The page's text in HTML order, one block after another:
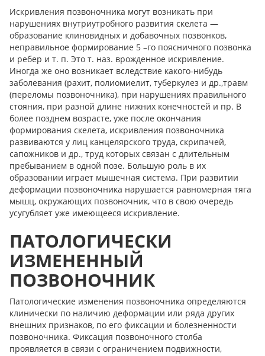
Искривления позвоночника могут возникать при
нарушениях внутриутробного развития скелета —
образование клиновидных и добавочных позвонков,
неправильное формирование 5 –го поясничного позвонка
и ребер и т. п. Это т. наз. врожденное искривление.
Иногда же оно возникает вследствие какого-нибудь
заболевания (рахит, полиомиелит, туберкулез и др.,травм
(переломы позвоночника), при нарушениях правильного
стояния, при разной длине нижних конечностей и пр. В
более позднем возрасте, уже после окончания
формирования скелета, искривления позвоночника
развиваются у лиц канцелярского труда, скрипачей,
сапожников и др., труд которых связан с длительным
пребыванием в одной позе. Большую роль в их
образовании играет мышечная система. При развитии
деформации позвоночника нарушается равномерная тяга
мышц, окружающих позвоночник, что в свою очередь
усугубляет уже имеющееся искривление.
ПАТОЛОГИЧЕСКИ
ИЗМЕНЕННЫЙ
ПОЗВОНОЧНИК
Патологические изменения позвоночника определяются
клинически по наличию деформации или ряда других
внешних признаков, по его фиксации и болезненности
позвоночника. Фиксация позвоночного столба
проявляется в связи с ограничением подвижности,